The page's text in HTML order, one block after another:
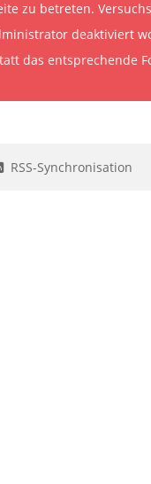
zu betreten.
deaktiviert
das entsprechende
RSS-Synchronisation